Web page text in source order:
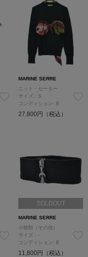
MARINE SERRE
ニット・セーター
サイズ：S
コンディション: B
27,800円（税込）
SOLDOUT
MARINE SERRE
小物類（その他）
サイズ：-
コンディション: B
11,800円（税込）